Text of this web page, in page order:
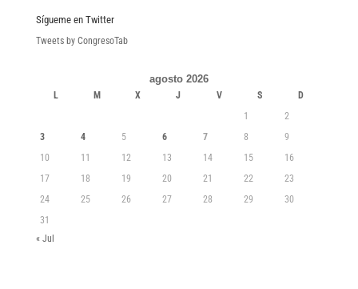
Sígueme en Twitter
Tweets by CongresoTab
agosto 2026
L M X J V S
D
1
2
3
4 5 6 7 8
9
10
11 12 13 14 15
16
17
18 19 20 21 22
23
24
25 26 27 28 29
30
31
« Jul